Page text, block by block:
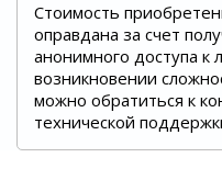
Стоимость
оправдана за счет
анонимного доступа
возникновении
можно обратиться к
технической